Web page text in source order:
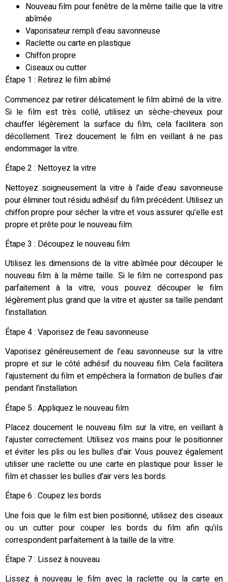
Nouveau film pour fenêtre de la même taille que la vitre
abîmée
Vaporisateur rempli d’eau savonneuse
Raclette ou carte en plastique
Chiffon propre
Ciseaux ou cutter
Étape 1 : Retirez le film abîmé
Commencez par retirer délicatement le film abîmé de la vitre.
Si le film est très collé, utilisez un sèche-cheveux pour
chauffer légèrement la surface du film, cela facilitera son
décollement. Tirez doucement le film en veillant à ne pas
endommager la vitre.
Étape 2 : Nettoyez la vitre
Nettoyez soigneusement la vitre à l’aide d’eau savonneuse
pour éliminer tout résidu adhésif du film précédent. Utilisez un
chiffon propre pour sécher la vitre et vous assurer qu’elle est
propre et prête pour le nouveau film.
Étape 3 : Découpez le nouveau film
Utilisez les dimensions de la vitre abîmée pour découper le
nouveau film à la même taille. Si le film ne correspond pas
parfaitement à la vitre, vous pouvez découper le film
légèrement plus grand que la vitre et ajuster sa taille pendant
l’installation.
Étape 4 : Vaporisez de l’eau savonneuse
Vaporisez généreusement de l’eau savonneuse sur la vitre
propre et sur le côté adhésif du nouveau film. Cela facilitera
l’ajustement du film et empêchera la formation de bulles d’air
pendant l’installation.
Étape 5 : Appliquez le nouveau film
Placez doucement le nouveau film sur la vitre, en veillant à
l’ajuster correctement. Utilisez vos mains pour le positionner
et éviter les plis ou les bulles d’air. Vous pouvez également
utiliser une raclette ou une carte en plastique pour lisser le
film et chasser les bulles d’air vers les bords.
Étape 6 : Coupez les bords
Une fois que le film est bien positionné, utilisez des ciseaux
ou un cutter pour couper les bords du film afin qu’ils
correspondent parfaitement à la taille de la vitre.
Étape 7 : Lissez à nouveau
Lissez à nouveau le film avec la raclette ou la carte en